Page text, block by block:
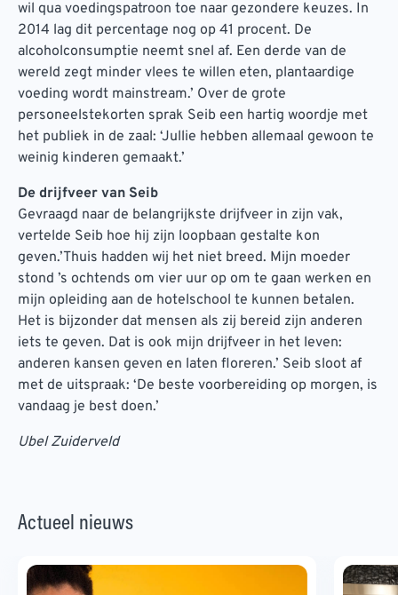
wil qua voedingspatroon toe naar gezondere keuzes. In
2014 lag dit percentage nog op 41 procent. De
alcoholconsumptie neemt snel af. Een derde van de
wereld zegt minder vlees te willen eten, plantaardige
voeding wordt mainstream.’ Over de grote
personeelstekorten sprak Seib een hartig woordje met
het publiek in de zaal: ‘Jullie hebben allemaal gewoon te
weinig kinderen gemaakt.’
De drijfveer van Seib
Gevraagd naar de belangrijkste drijfveer in zijn vak,
vertelde Seib hoe hij zijn loopbaan gestalte kon
geven.’Thuis hadden wij het niet breed. Mijn moeder
stond ’s ochtends om vier uur op om te gaan werken en
mijn opleiding aan de hotelschool te kunnen betalen.
Het is bijzonder dat mensen als zij bereid zijn anderen
iets te geven. Dat is ook mijn drijfveer in het leven:
anderen kansen geven en laten floreren.’ Seib sloot af
met de uitspraak: ‘De beste voorbereiding op morgen, is
vandaag je best doen.’
Ubel Zuiderveld
Actueel nieuws